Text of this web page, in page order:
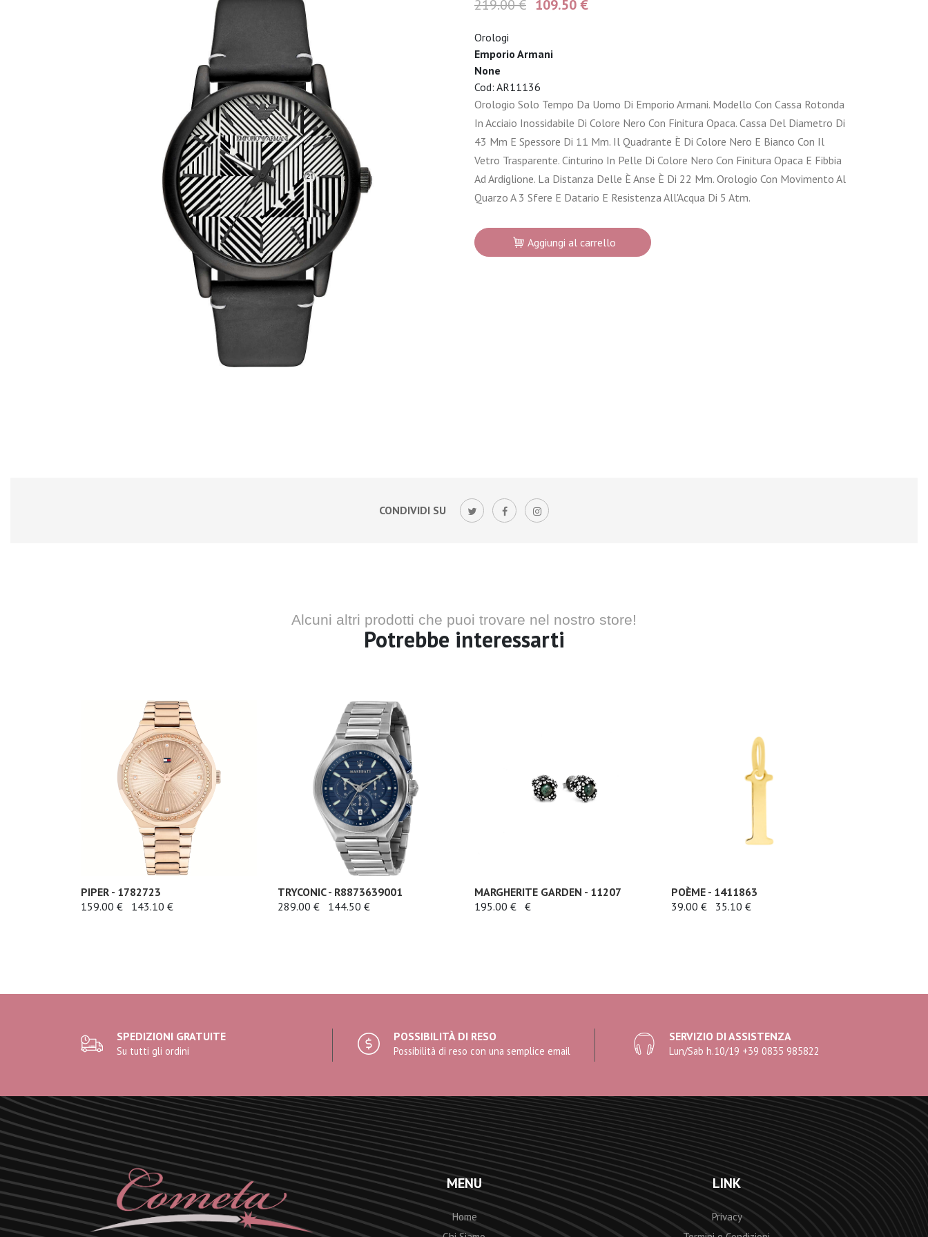
219.00 € 109.50 €
Orologi
Emporio Armani
None
Cod: AR11136
Orologio Solo Tempo Da Uomo Di Emporio Armani. Modello Con Cassa Rotonda
In Acciaio Inossidabile Di Colore Nero Con Finitura Opaca. Cassa Del Diametro Di
43 Mm E Spessore Di 11 Mm. Il Quadrante È Di Colore Nero E Bianco Con Il
Vetro Trasparente. Cinturino In Pelle Di Colore Nero Con Finitura Opaca E Fibbia
Ad Ardiglione. La Distanza Delle È Anse È Di 22 Mm. Orologio Con Movimento Al
Quarzo A 3 Sfere E Datario E Resistenza All'Acqua Di 5 Atm.
Aggiungi al carrello
CONDIVIDI SU
Alcuni altri prodotti che puoi trovare nel nostro store!
Potrebbe interessarti
PIPER - 1782723
159.00 €
143.10 €
TRYCONIC - R8873639001
289.00 €
144.50 €
MARGHERITE GARDEN - 11207
195.00 € €
POÈME - 1411863
39.00 €
35.10 €
SPEDIZIONI GRATUITE
Su tutti gli ordini
POSSIBILITÀ DI RESO
Possibilità di reso con una semplice email
SERVIZIO DI ASSISTENZA
Lun/Sab h.10/19 +39 0835 985822
MENU
Home
LINK
Privacy